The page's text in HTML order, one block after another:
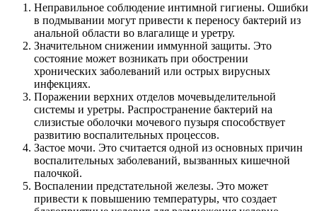
Неправильное соблюдение интимной гигиены. Ошибки
в подмывании могут привести к переносу бактерий из
анальной области во влагалище и уретру.
Значительном снижении иммунной защиты. Это
состояние может возникать при обострении
хронических заболеваний или острых вирусных
инфекциях.
Поражении верхних отделов мочевыделительной
системы и уретры. Распространение бактерий на
слизистые оболочки мочевого пузыря способствует
развитию воспалительных процессов.
Застое мочи. Это считается одной из основных причин
воспалительных заболеваний, вызванных кишечной
палочкой.
Воспалении предстательной железы. Это может
привести к повышению температуры, что создает